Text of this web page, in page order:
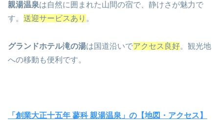
親湯温泉は自然に囲まれた山間の宿で、静けさが魅力で
す。 送迎サービスあり 。
グランドホテル滝の湯は国道沿いでアクセス良好。観光地
への移動も便利です。
「創業大正十五年 蓼科 親湯温泉」の【地図・アクセス】